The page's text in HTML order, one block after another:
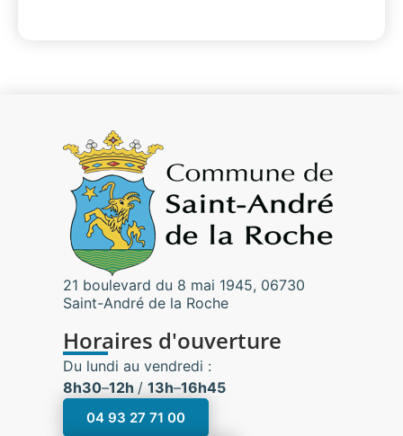
21 boulevard du 8 mai 1945, 06730
Saint-André de la Roche
Horaires d'ouverture
Du lundi au vendredi :
8h30–12h / 13h–16h45
04 93 27 71 00